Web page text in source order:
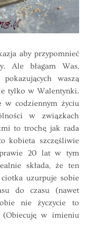
aby przypomnieć
Ale błagam Was,
waszą
tylko w Walentynki.
w codziennym życiu
w związkach
to trochę jak rada
kobieta szczęśliwie
20 lat w tym
składa, że ten
uzurpuje sobie
do czasu (nawet
nie życzycie to
w imieniu